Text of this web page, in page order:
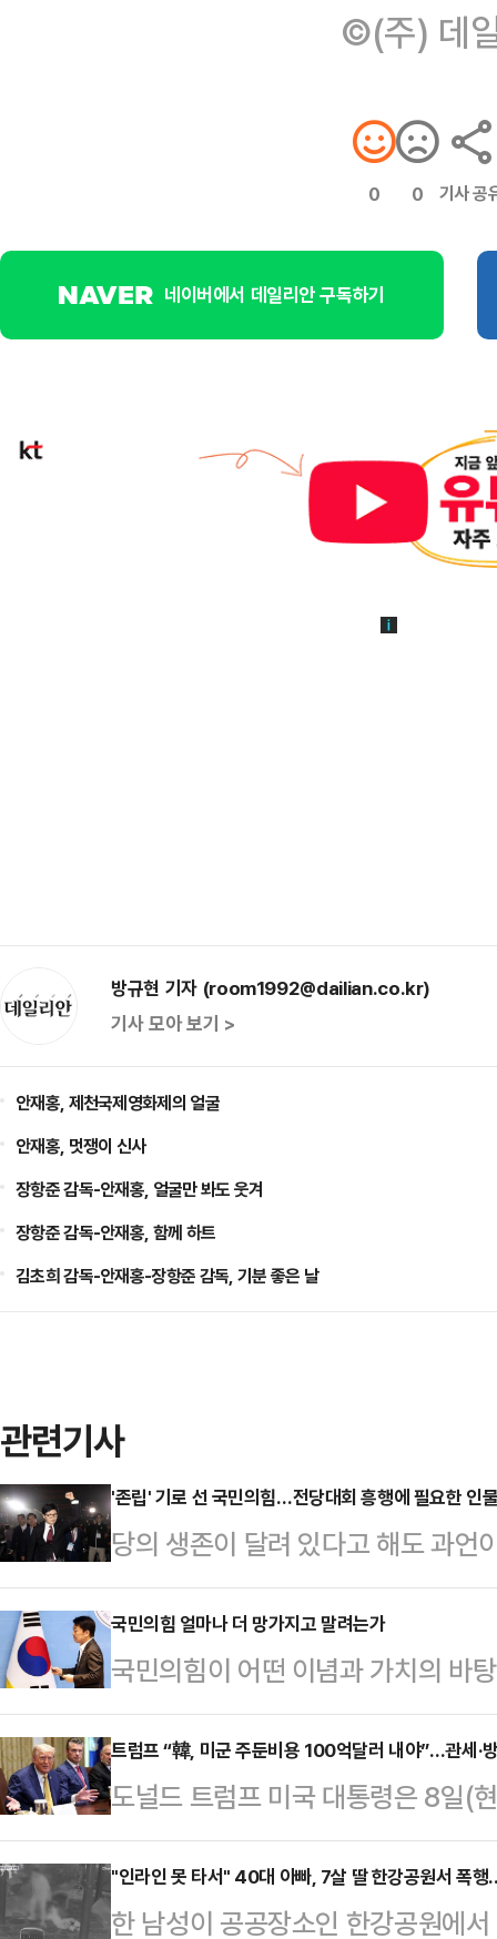
©(주) 데
0 0 기사 공
네이버에서 데일리안 구독하기
방규현 기자 (room1992@dailian.co.kr)
기사 모아 보기 >
안재홍, 제천국제영화제의 얼굴
안재홍, 멋쟁이 신사
장항준 감독-안재홍, 얼굴만 봐도 웃겨
장항준 감독-안재홍, 함께 하트
김초희 감독-안재홍-장항준 감독, 기분 좋은 날
관련기사
'존립' 기로 선 국민의힘…전당대회 흥행에 필요한 인
당의 생존이 달려 있다고 해도 과언
계파' 안철수 의원이 출사표를 던지
판의 목소리도 적지 않지만, 기대감
탄(탄핵 찬성)파'로 분류되는 한동
과를 극대화하며 민심에 '개혁'의
란 관측이 나온다.전날 혁신위원장
수 의원은 8일 페이스북에 유력 당
수 전 고용노…
국민의힘 얼마나 더 망가지고 말려는가
국민의힘이 어떤 이념과 가치의 바
모호하다는 뜻이다. 그 때문에 이
지지 않는다. 역사와 전통이 오래인
이가 뚜렷하지 않다. 물론 좌파정당
기는 하다. 그러나 정당으로서의 정
음으로써(아마도 못 하는 것이겠지
고 있다.자코뱅 적 구호와 행태를
트럼프 “韓, 미군 주둔비용 100억달러 내야”…관세·
도널드 트럼프 미국 대통령은 8일(
부담해야 한다”며 주한미군 주둔
원)까지 늘려야 한다고 주장했다.
상황에서 한국과의 방위비 분담금
"인라인 못 타서" 40대 아빠, 7살 딸 한강공원서 폭
한 남성이 공공장소인 한강공원에